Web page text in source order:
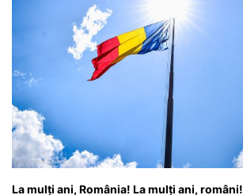
La mulți ani, România! La mulți ani, români!